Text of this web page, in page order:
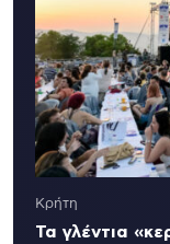
Κρήτη
Τα γλέντια